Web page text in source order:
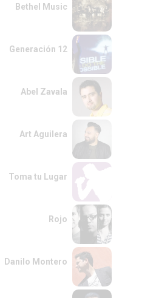
Bethel Music
Generación 12
Abel Zavala
Art Aguilera
Toma tu Lugar
Rojo
Danilo Montero